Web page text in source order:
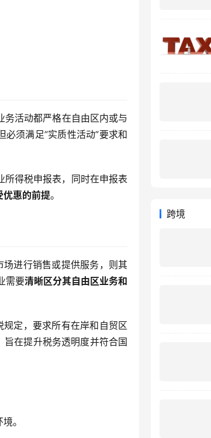
务活动都严格在自由区内或与
必须满足”实质性活动”要求和
所得税申报表，同时在申报表
优惠的前提。
进行销售或提供服务，则其
需要清晰区分其自由区业务和
定，要求所有在岸和自贸区
旨在提升税务透明度并符合国
。
跨境